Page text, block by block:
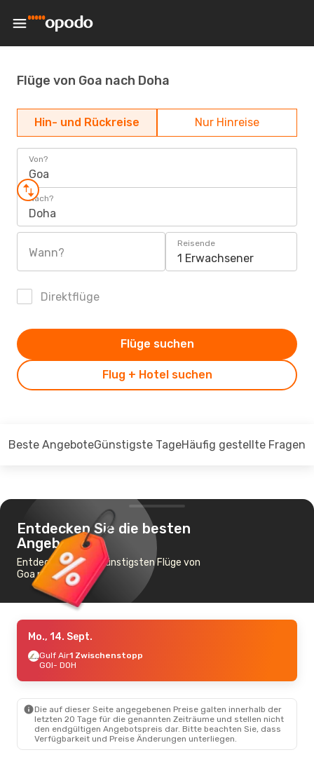
Flüge von Goa nach Doha
Hin- und Rückreise Nur Hinreise
Von?
Goa
Nach?
Doha
Wann?
Reisende
1 Erwachsener
Direktflüge
Flug + Hotel suchen
Flüge suchen
Beste AngeboteGünstigste TageHäufig gestellte Fragen
Entdecken Sie die besten
Angebote
Entdecken Sie die günstigsten Flüge von
Goa nach Doha
Mo., 14. Sept.
Gulf Air1 Zwischenstopp
GOI- DOH
Die auf dieser Seite angegebenen Preise galten innerhalb der
letzten 20 Tage für die genannten Zeiträume und stellen nicht
den endgültigen Angebotspreis dar. Bitte beachten Sie, dass
Verfügbarkeit und Preise Änderungen unterliegen.